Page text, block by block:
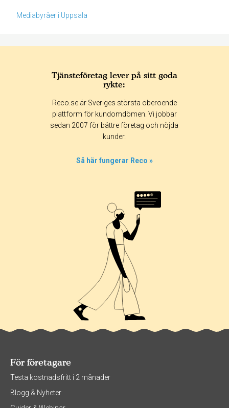
Mediabyråer i Uppsala
Betyg & tidpunkt:
365 dagar 90 dagar
30 dagar
Tjänsteföretag lever på sitt goda
rykte:
Reco.se är Sveriges största oberoende
plattform för kundomdömen. Vi jobbar
sedan 2007 för bättre företag och nöjda
kunder.
Så här fungerar Reco »
För företagare
Testa kostnadsfritt i 2 månader
Blogg & Nyheter